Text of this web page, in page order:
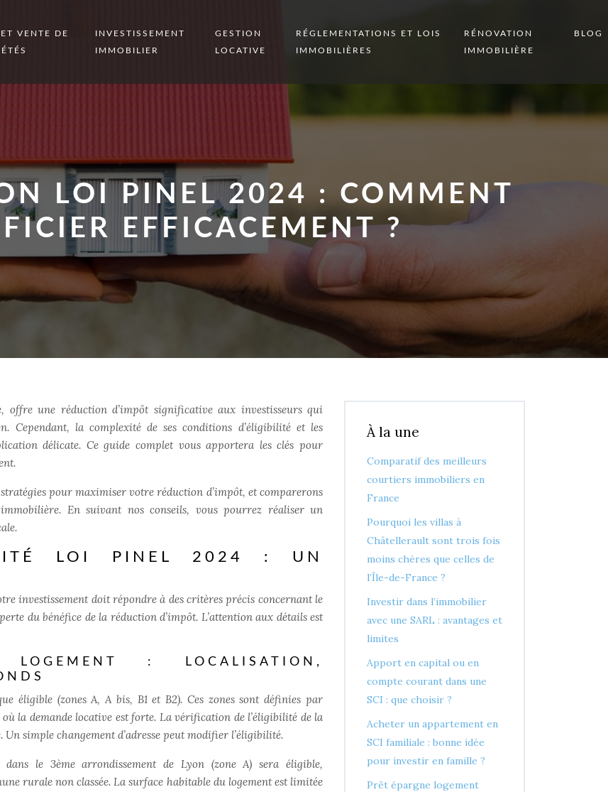
VENTE DE
INVESTISSEMENT
IMMOBILIER
GESTION
LOCATIVE
RÉGLEMENTATIONS ET LOIS
IMMOBILIÈRES
RÉNOVATION
IMMOBILIÈRE
BLOG
LOI PINEL 2024 : COMMENT
EFFICACEMENT ?
une réduction d’impôt significative aux investisseurs qui
Cependant, la complexité de ses conditions d’éligibilité et les
délicate. Ce guide complet vous apportera les clés pour
pour maximiser votre réduction d’impôt, et comparerons
En suivant nos conseils, vous pourrez réaliser un
LOI PINEL 2024 : UN
investissement doit répondre à des critères précis concernant le
du bénéfice de la réduction d’impôt. L’attention aux détails est
: LOCALISATION,
éligible (zones A, A bis, B1 et B2). Ces zones sont définies par
la demande locative est forte. La vérification de l’éligibilité de la
simple changement d’adresse peut modifier l’éligibilité.
le 3ème arrondissement de Lyon (zone A) sera éligible,
rurale non classée. La surface habitable du logement est limitée
À la une
Comparatif des meilleurs
courtiers immobiliers en
France
Pourquoi les villas à
Châtellerault sont trois fois
moins chères que celles de
l’Île-de-France ?
Investir dans l’immobilier
avec une SARL : avantages et
limites
Apport en capital ou en
compte courant dans une
SCI : que choisir ?
Acheter un appartement en
SCI familiale : bonne idée
pour investir en famille ?
Prêt épargne logement